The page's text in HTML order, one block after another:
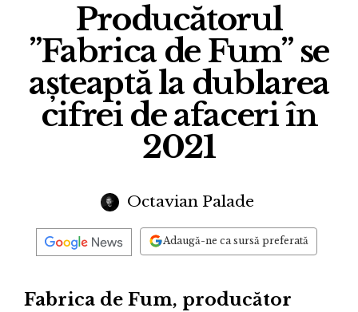
Producătorul
”Fabrica de Fum” se
așteaptă la dublarea
cifrei de afaceri în
2021
Octavian Palade
Adaugă-ne ca sursă preferată
Fabrica de Fum, producător